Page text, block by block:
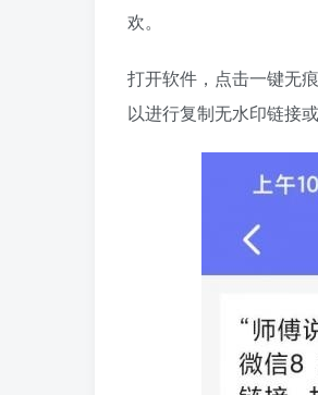
欢。
打开软件，点击一键无
以进行复制无水印链接